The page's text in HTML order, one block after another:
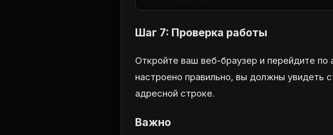
Шаг 7: Проверка работы
Откройте ваш веб-браузер и перейдите по
настроено правильно, вы должны увидеть
адресной строке.
Важно